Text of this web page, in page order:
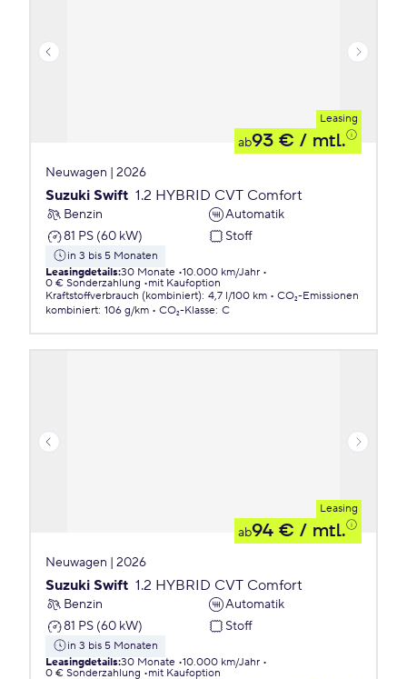
Leasing
ab93 € / mtl.
Neuwagen | 2026
Suzuki Swift 1.2 HYBRID CVT Comfort
Benzin
Automatik
81 PS (60 kW)
Stoff
in 3 bis 5 Monaten
Leasingdetails:30 Monate 10.000 km/Jahr
0 € Sonderzahlung
mit Kaufoption
Kraftstoffverbrauch (kombiniert): 4,7 l/100 km
CO₂-Emissionen
kombiniert: 106 g/km CO₂-Klasse: C
Leasing
ab94 € / mtl.
Neuwagen | 2026
Suzuki Swift 1.2 HYBRID CVT Comfort
Benzin
Automatik
81 PS (60 kW)
Stoff
in 3 bis 5 Monaten
Leasingdetails:30 Monate 10.000 km/Jahr
0 € Sonderzahlung
mit Kaufoption